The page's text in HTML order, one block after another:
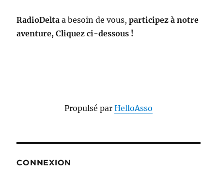
RadioDelta a besoin de vous,participez à notre
aventure, Cliquez ci-dessous !
Propulsé par HelloAsso
CONNEXION